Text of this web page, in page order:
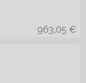
963,05 €